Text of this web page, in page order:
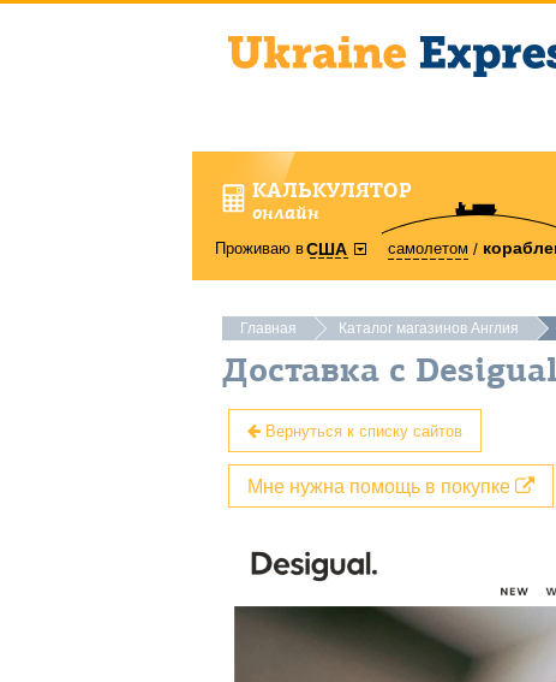
КАЛЬКУЛЯТОР
онлайн
Проживаю вСША самолетом
Главная Каталог магазинов Англия
Доставка с
Вернуться к списку сайтов
Мне нужна помощь в покупке